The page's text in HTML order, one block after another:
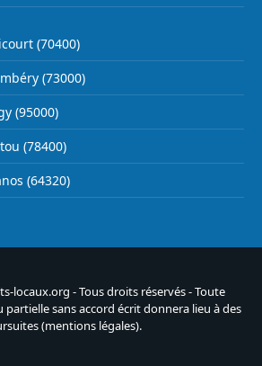
(70400)
(73000)
(95000)
(78400)
(64320)
locaux.org - Tous droits réservés - Toute
sans accord écrit donnera lieu à des
(mentions légales).